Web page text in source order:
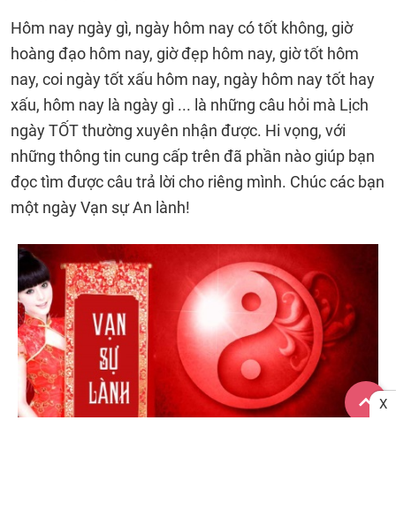
Hôm nay ngày gì, ngày hôm nay có tốt không, giờ
hoàng đạo hôm nay, giờ đẹp hôm nay, giờ tốt hôm
nay, coi ngày tốt xấu hôm nay, ngày hôm nay tốt hay
xấu, hôm nay là ngày gì ... là những câu hỏi mà Lịch
ngày TỐT thường xuyên nhận được. Hi vọng, với
những thông tin cung cấp trên đã phần nào giúp bạn
đọc tìm được câu trả lời cho riêng mình. Chúc các bạn
một ngày Vạn sự An lành!
X